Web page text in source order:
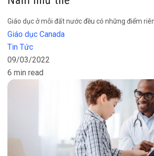
Giáo dục ở mỗi đất nước đều có những điểm
Giáo dục Canada
Tin Tức
09/03/2022
6 min read